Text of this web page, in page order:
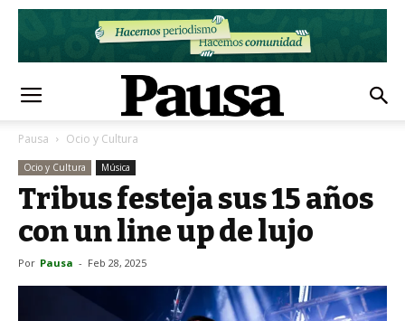
Pausa Ocio y Cultura
Ocio y Cultura Música
Tribus festeja sus 15 años
con un line up de lujo
Por Pausa - Feb 28, 2025